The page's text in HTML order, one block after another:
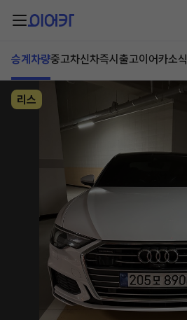
승계차량중고차신차즉시출고이어카소식
리스